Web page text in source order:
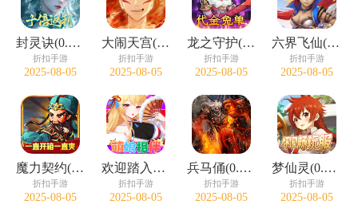
封灵诀(0.05十倍返利免单版)
折扣手游
2025-08-05
大闹天宫(0.05折开箱买断版)
折扣手游
2025-08-05
龙之守护(0.05折代金免单)
折扣手游
2025-08-05
六界飞仙(0.1折免费送6480)
折扣手游
2025-08-05
魔力契约(江东儿郎0.05折)
折扣手游
2025-08-05
欢迎踏入金戈铁马的战国世界！这里，广袤大地被战火肆意灼烧，巍峨城垣见证过无数次的攻防拉锯，残垣断壁诉说着往昔的惊心动魄。 风云变幻间，你将与白起等豪杰并肩同行，感受他们的壮志豪情。宫廷权谋诡谲，各方势
折扣手游
2025-08-05
兵马俑(0.1折无双战国)
折扣手游
2025-08-05
梦仙灵(0.05折怀旧畅玩版)
折扣手游
2025-08-05